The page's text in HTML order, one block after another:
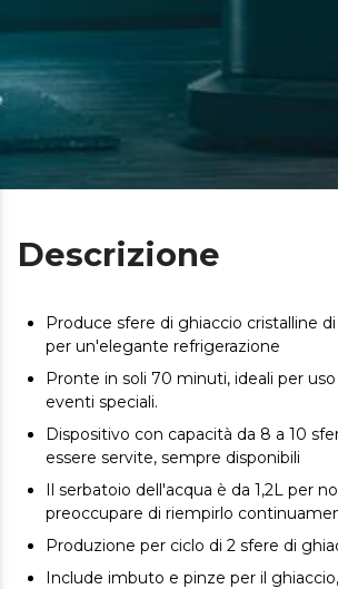
Descrizione
Produce sfere di ghiaccio cristalline
per un'elegante refrigerazione
Pronte in soli 70 minuti, ideali per
eventi speciali.
Dispositivo con capacità da 8 a 10
essere servite, sempre disponibili
Il serbatoio dell'acqua è da 1,2L per
preoccupare di riempirlo
Produzione per ciclo di 2 sfere di
Include imbuto e pinze per il